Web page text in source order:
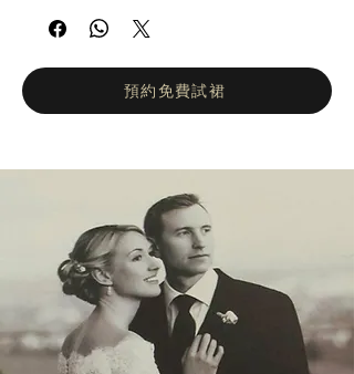
設計巧妙融合。 Anny 是家族的第二代設計
師。她將現代剪裁與創意設計結合，展現出獨
Couture 注重細節，真正體現了原創精神，為
婚紗市場帶來了一股清新的氣息。
預約免費試裙